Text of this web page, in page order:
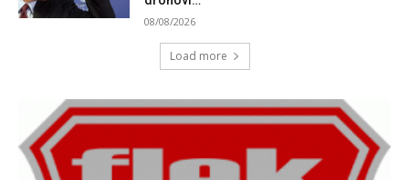
08/08/2026
Load more